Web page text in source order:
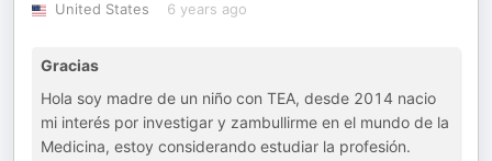
United States
6 years ago
Gracias
Hola soy madre de un niño con TEA, desde 2014 nacio
mi interés por investigar y zambullirme en el mundo de la
Medicina, estoy considerando estudiar la profesión.